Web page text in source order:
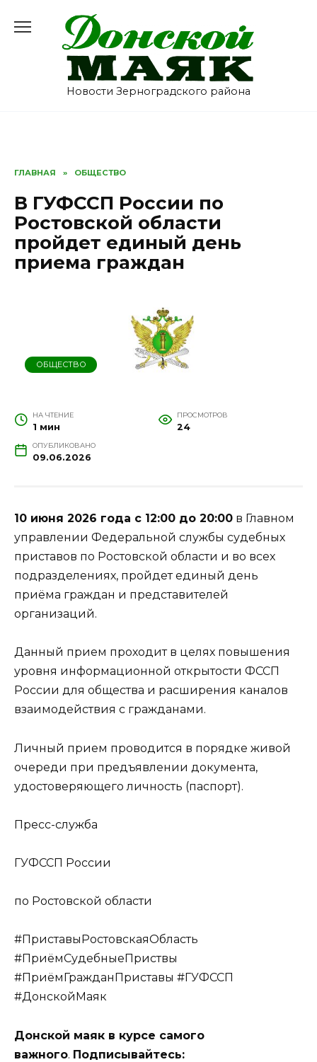
содержанию
Новости Зерноградского района
ГЛАВНАЯ » ОБЩЕСТВО
В ГУФССП России по
Ростовской области
пройдет единый день
приема граждан
ОБЩЕСТВО
НА ЧТЕНИЕ
1 мин
ПРОСМОТРОВ
24
ОПУБЛИКОВАНО
09.06.2026
10 июня 2026 года с 12:00 до 20:00 в Главном
управлении Федеральной службы судебных
приставов по Ростовской области и во всех
подразделениях, пройдет единый день
приёма граждан и представителей
организаций.
Данный прием проходит в целях повышения
уровня информационной открытости ФССП
России для общества и расширения каналов
взаимодействия с гражданами.
Личный прием проводится в порядке живой
очереди при предъявлении документа,
удостоверяющего личность (паспорт).
Пресс-служба
ГУФССП России
по Ростовской области
#ПриставыРостовскаяОбласть
#ПриёмСудебныеПриствы
#ПриёмГражданПриставы #ГУФССП
#ДонскойМаяк
Донской маяк в курсе самого
важного. Подписывайтесь: